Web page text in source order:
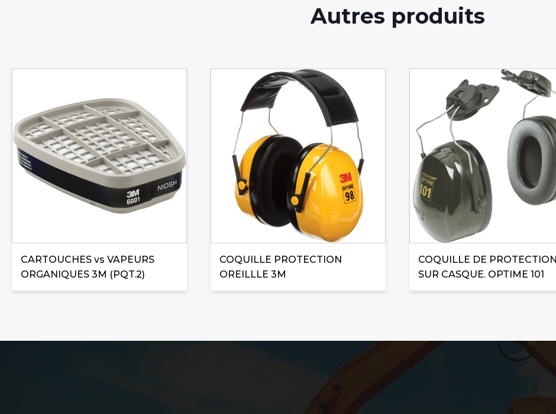
Autres produits
CARTOUCHES vs VAPEURS
ORGANIQUES 3M (PQT.2)
COQUILLE PROTECTION
OREILLLE 3M
COQUILLE DE PROTECTION
SUR CASQUE. OPTIME 101